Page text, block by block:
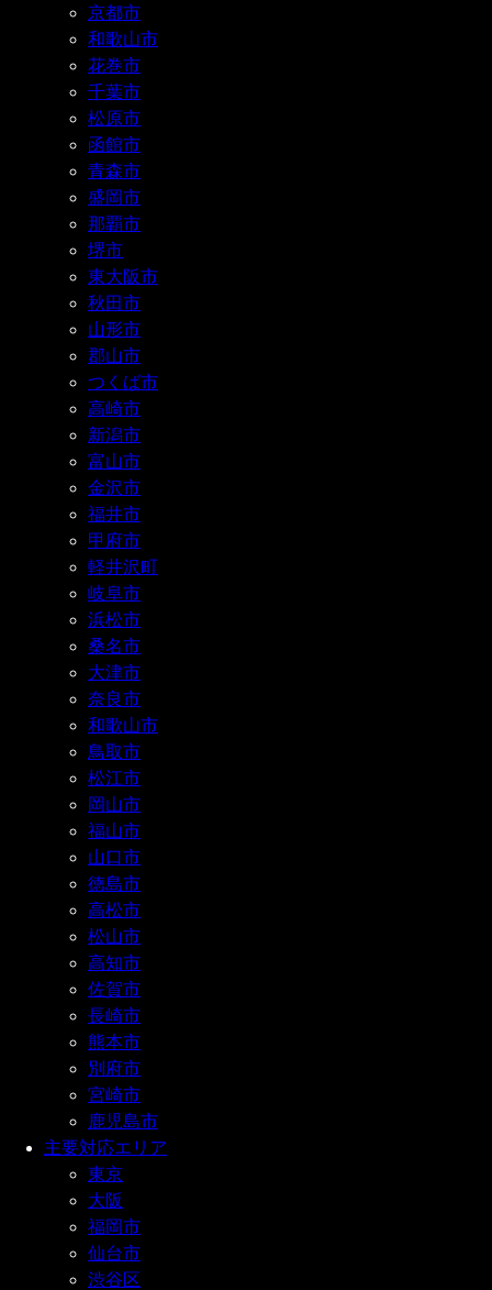
京都市
和歌山市
花巻市
千葉市
松原市
函館市
青森市
盛岡市
那覇市
堺市
東大阪市
秋田市
山形市
郡山市
つくば市
高崎市
新潟市
富山市
金沢市
福井市
甲府市
軽井沢町
岐阜市
浜松市
桑名市
大津市
奈良市
和歌山市
鳥取市
松江市
岡山市
福山市
山口市
徳島市
高松市
松山市
高知市
佐賀市
長崎市
熊本市
別府市
宮崎市
鹿児島市
主要対応エリア
東京
大阪
福岡市
仙台市
渋谷区